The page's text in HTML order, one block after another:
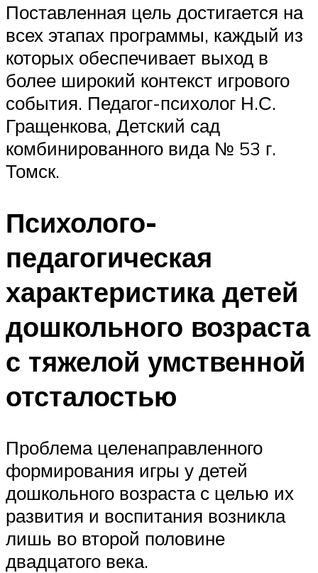
Поставленная цель достигается на
всех этапах программы, каждый из
которых обеспечивает выход в
более широкий контекст игрового
события. Педагог-психолог Н.С.
Гращенкова, Детский сад
комбинированного вида № 53 г.
Томск.
Психолого-
педагогическая
характеристика детей
дошкольного возраста
с тяжелой умственной
отсталостью
Проблема целенаправленного
формирования игры у детей
дошкольного возраста с целью их
развития и воспитания возникла
лишь во второй половине
двадцатого века.